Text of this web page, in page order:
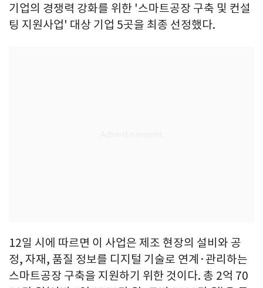
기업의 경쟁력 강화를 위한 '스마트공장 구축 및 컨설
팅 지원사업' 대상 기업 5곳을 최종 선정했다.
12일 시에 따르면 이 사업은 제조 현장의 설비와 공
정, 자재, 품질 정보를 디지털 기술로 연계·관리하는
스마트공장 구축을 지원하기 위한 것이다. 총 2억 70